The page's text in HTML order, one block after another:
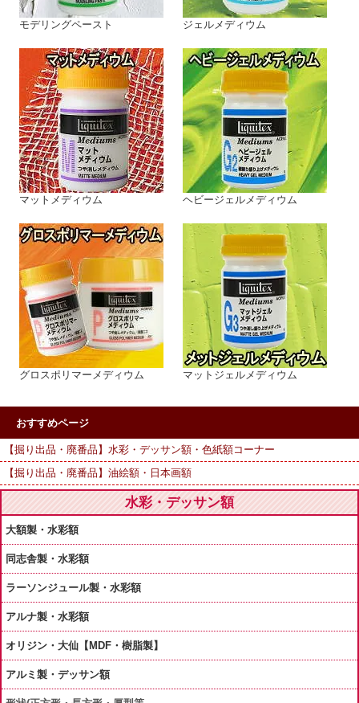
モデリングペースト ジェルメディウム
マットメディウム ヘビージェルメディウム
グロスポリマーメディウム マットジェルメディウム
おすすめページ
【掘り出品・廃番品】水彩・デッサン額・色紙額コーナー
【掘り出品・廃番品】油絵額・日本画額
水彩・デッサン額
大額製・水彩額
同志舎製・水彩額
ラーソンジュール製・水彩額
アルナ製・水彩額
オリジン・大仙【MDF・樹脂製】
アルミ製・デッサン額